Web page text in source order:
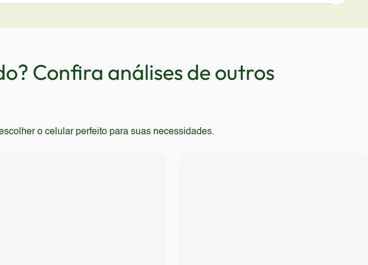
Samsung. É recomendável para quem busca um celular funcional e não
Confira análises de outros
o celular perfeito para suas necessidades.